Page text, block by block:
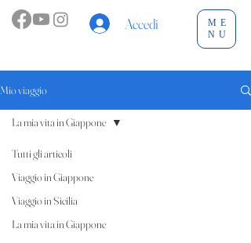
ME
NU
Accedi
Mio viaggio
Tutti gli articoli
Viaggio in Giappone
Viaggio in Sicilia
La mia vita in Giappone
La mia vita in Giappone